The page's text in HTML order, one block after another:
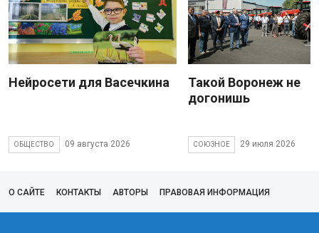
Нейросети для Васечкина
ОБЩЕСТВО 09 августа 2026
Такой Воронеж не
догонишь
СОЮЗНОЕ 29 июля 2026
О САЙТЕ КОНТАКТЫ АВТОРЫ ПРАВОВАЯ ИНФОРМАЦИЯ